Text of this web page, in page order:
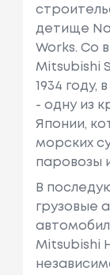
детище
Works. Со
Mitsubishi
1934 году,
- одну из
Японии,
морских
паровозы
В
грузовые
Mitsubishi